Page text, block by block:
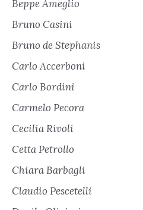
Beppe Ameglio
Bruno Casini
Bruno de Stephanis
Carlo Accerboni
Carlo Bordini
Carmelo Pecora
Cecilia Rivoli
Cetta Petrollo
Chiara Barbagli
Claudio Pescetelli